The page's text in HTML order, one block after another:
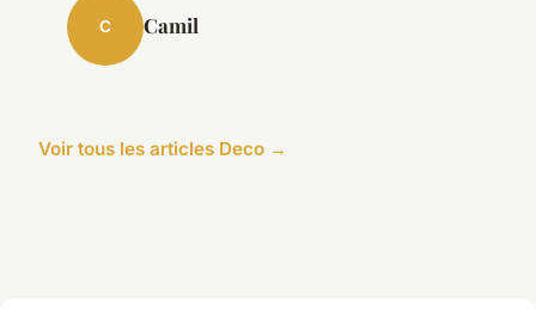
C Camil
Voir tous les articles Deco →